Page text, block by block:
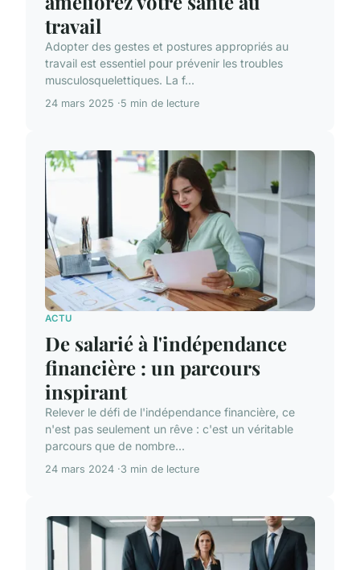
travail
Adopter des gestes et postures appropriés au
travail est essentiel pour prévenir les troubles
musculosquelettiques. La f...
24 mars 2025 5 min de lecture
ACTU
De salarié à l'indépendance
financière : un parcours
inspirant
Relever le défi de l'indépendance financière, ce
n'est pas seulement un rêve : c'est un véritable
parcours que de nombre...
24 mars 2024 3 min de lecture